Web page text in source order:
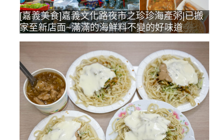
[嘉義美食]嘉義文化路夜市之珍珍海產粥|已搬
家至新店面~滿滿的海鮮料不變的好味道